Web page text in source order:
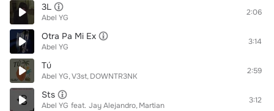
3L
Abel YG
2:06
Otra Pa Mi Ex
Abel YG
3:14
Tú
Abel YG V3st DOWNTR3NK
2:59
Sts
Abel YG feat. Jay Alejandro Martian
3:12